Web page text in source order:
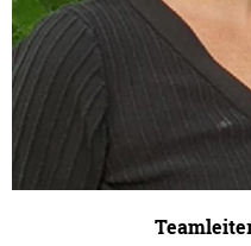
Stationäre Angebote
Ambulante Angebote
Beratungsangebote
Prävention
Ansprechpartner*innen